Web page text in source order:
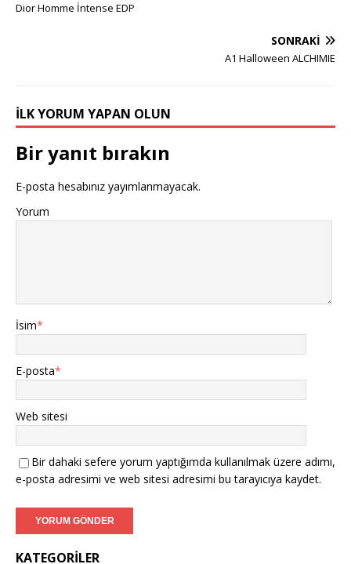
Dior Homme İntense EDP
SONRAKI
A1 Halloween ALCHIMIE
İLK YORUM YAPAN OLUN
Bir yanıt bırakın
E-posta hesabınız yayımlanmayacak.
Yorum
İsim*
E-posta*
Web sitesi
Bir dahaki sefere yorum yaptığımda kullanılmak üzere adımı,
e-posta adresimi ve web sitesi adresimi bu tarayıcıya kaydet.
KATEGORILER